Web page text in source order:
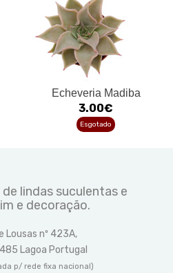
Echeveria Madiba
3.00€
Esgotado
lindas suculentas e
e decoração.
Lousas nº 423A,
Lagoa Portugal
p/ rede fixa nacional)